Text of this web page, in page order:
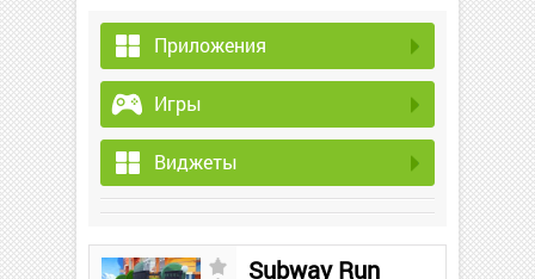
Приложения
Игры
Виджеты
Subway Run